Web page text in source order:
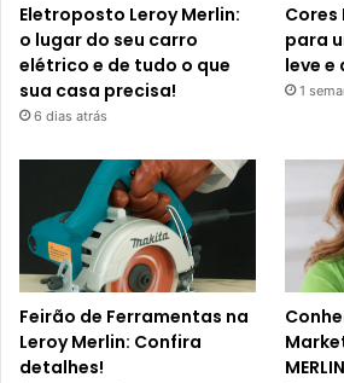
Eletroposto Leroy Merlin:
o lugar do seu carro
elétrico e de tudo o que
sua casa precisa!
6 dias atrás
Cores
para
leve
1
Feirão de Ferramentas na
Leroy Merlin: Confira
detalhes!
MERLIN